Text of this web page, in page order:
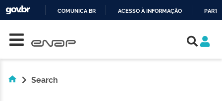
COMUNICA BR ACESSO À INFORMAÇÃO
Search